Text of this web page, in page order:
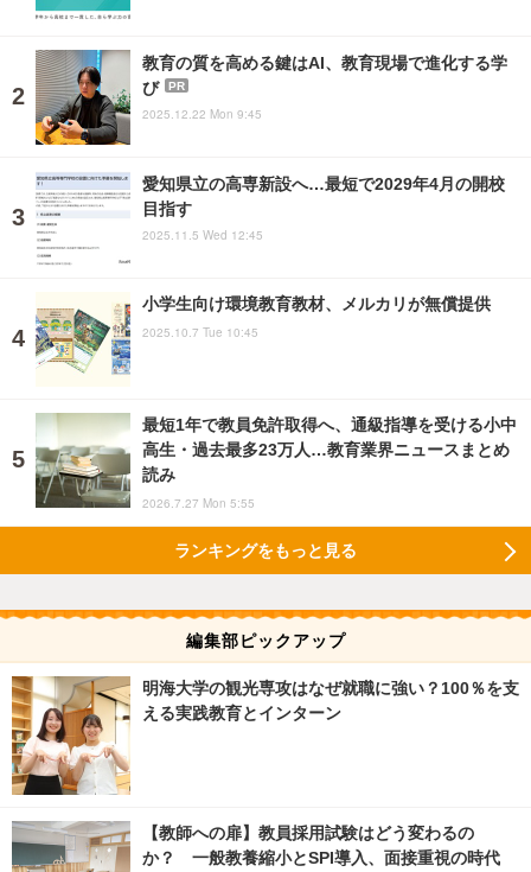
教育の質を高める鍵はAI、教育現場で進化する学
び
PR
2025.12.22 Mon 9:45
愛知県立の高専新設へ…最短で2029年4月の開校
目指す
2025.11.5 Wed 12:45
小学生向け環境教育教材、メルカリが無償提供
2025.10.7 Tue 10:45
最短1年で教員免許取得へ、通級指導を受ける小中
高生・過去最多23万人…教育業界ニュースまとめ
読み
2026.7.27 Mon 5:55
ランキングをもっと見る
編集部ピックアップ
明海大学の観光専攻はなぜ就職に強い？100％を支
える実践教育とインターン
【教師への扉】教員採用試験はどう変わるの
か？ 一般教養縮小とSPI導入、面接重視の時代